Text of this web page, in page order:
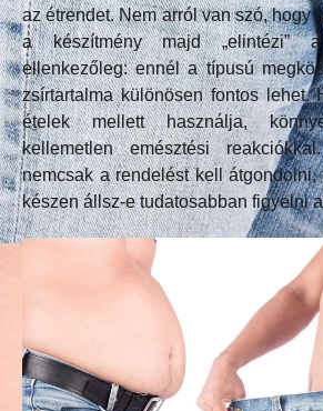
az étrendet. Nem arról van szó, hogy
a készítmény majd „elintézi”
ellenkezőleg: ennél a típusú
zsírtartalma különösen fontos lehet.
ételek mellett használja,
kellemetlen emésztési
nemcsak a rendelést kell
készen állsz-e tudatosabban figyelni